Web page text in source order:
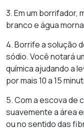
3. Em um borrifador,
branco e água
4. Borrife a solução
sódio. Você notará
química ajudando a
por mais 10 a 15
5. Com a escova de
suavemente a área
ou no sentido das